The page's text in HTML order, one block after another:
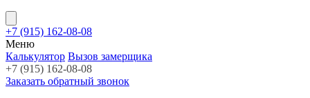
+7 (915) 162-08-08
Меню
Калькулятор Вызов замерщика
+7 (915) 162-08-08
Заказать обратный звонок